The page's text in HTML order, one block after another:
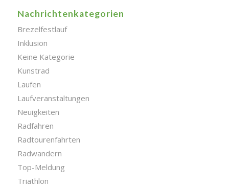
Nachrichtenkategorien
Brezelfestlauf
Inklusion
Keine Kategorie
Kunstrad
Laufen
Laufveranstaltungen
Neuigkeiten
Radfahren
Radtourenfahrten
Radwandern
Top-Meldung
Triathlon